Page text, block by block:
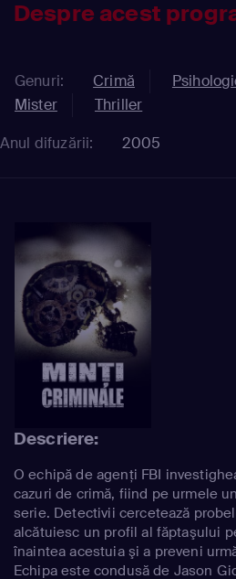
Despre acest
Genuri: Crimă
Mister
Thriller
Anul difuzării:
2005
Descriere:
O echipă de agenţi FBI
cazuri de crimă, fiind pe urmele
serie. Detectivii cercetează
alcătuiesc un profil al făptaşului
înaintea acestuia şi a preveni
Echipa este condusă de Jason